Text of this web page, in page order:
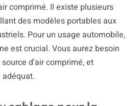
comprimé. Il existe plusieurs
des modèles portables aux
Pour un usage automobile,
est crucial. Vous aurez besoin
d’air comprimé, et